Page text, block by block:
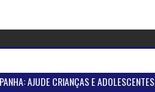
AJUDE CRIANÇAS E ADOLESCENTES